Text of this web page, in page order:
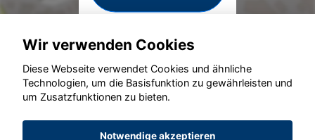
© konjunkturmotor.de GmbH 2020 - 2026
Wir verwenden Cookies
Diese Webseite verwendet Cookies und ähnliche
Technologien, um die Basisfunktion zu gewährleisten und
um Zusatzfunktionen zu bieten.
Notwendige akzeptieren